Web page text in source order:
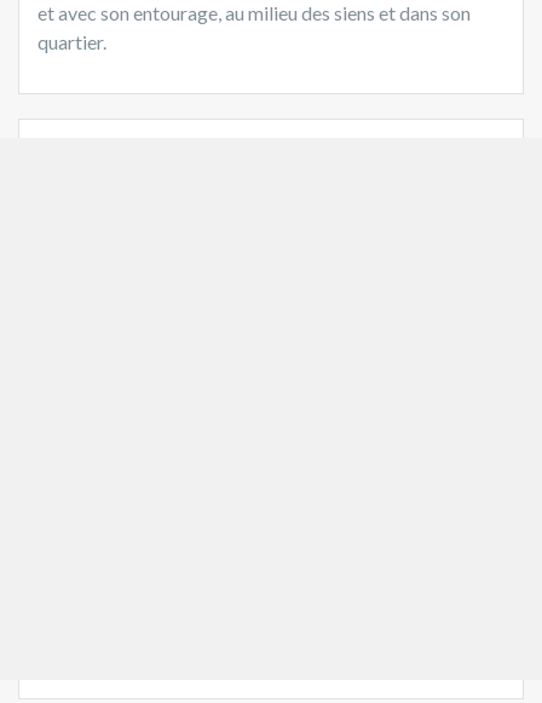
et avec son entourage, au milieu des siens et dans son
quartier.